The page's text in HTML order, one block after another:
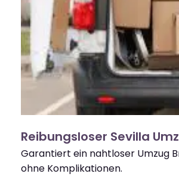
Reibungsloser Sevilla
Garantiert ein nahtloser Umzug
ohne Komplikationen.